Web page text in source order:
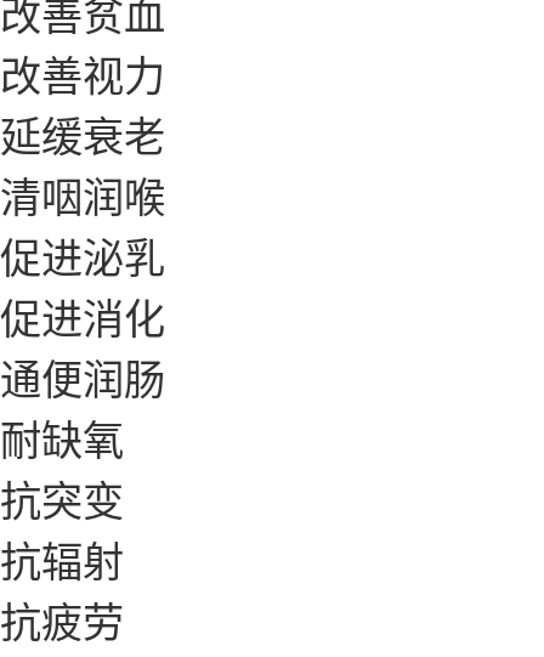
改善贫血
改善视力
延缓衰老
清咽润喉
促进泌乳
促进消化
通便润肠
耐缺氧
抗突变
抗辐射
抗疲劳